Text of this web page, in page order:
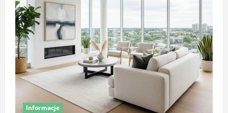
Informacje